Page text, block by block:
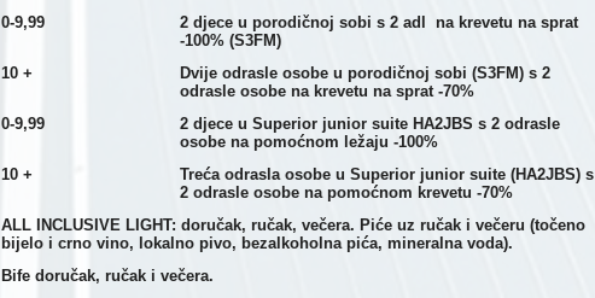
0-9,99
2 djece u porodičnoj sobi s 2 adl na krevetu na sprat
-100% (S3FM)
10 +
Dvije odrasle osobe u porodičnoj sobi (S3FM) s 2
odrasle osobe na krevetu na sprat -70%
0-9,99
2 djece u Superior junior suite HA2JBS s 2 odrasle
osobe na pomoćnom ležaju -100%
10 +
Treća odrasla osobe u Superior junior suite (HA2JBS) s
2 odrasle osobe na pomoćnom krevetu -70%
ALL INCLUSIVE LIGHT: doručak, ručak, večera. Piće uz ručak i večeru (točeno
bijelo i crno vino, lokalno pivo, bezalkoholna pića, mineralna voda).
Bife doručak, ručak i večera.